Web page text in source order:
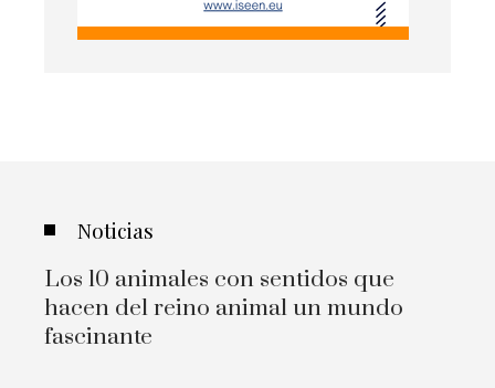
Noticias
Los 10 animales con sentidos que
hacen del reino animal un mundo
fascinante